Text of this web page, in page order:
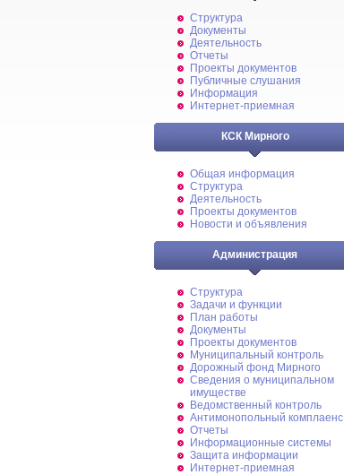
Структура
Документы
Деятельность
Отчеты
Проекты документов
Публичные слушания
Информация
Интернет-приемная
КСК Мирного
Общая информация
Структура
Деятельность
Проекты документов
Новости и объявления
Администрация
Структура
Задачи и функции
План работы
Документы
Проекты документов
Муниципальный контроль
Дорожный фонд Мирного
Cведения о муниципальном
имуществе
Ведомственный контроль
Антимонопольный комплаенс
Отчеты
Информационные системы
Защита информации
Интернет-приемная